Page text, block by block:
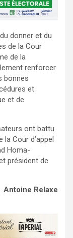
donner et du
de la Cour
de la
renforcer
bonnes
et
et de
ont battu
Cour d’appel
Homa-
président de
Antoine Relaxe